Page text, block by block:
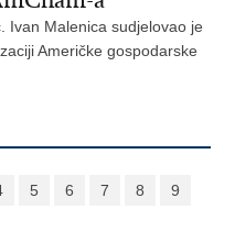
Ivan Malenica sudjelovao je
Američke gospodarske
5 6 7 8
9